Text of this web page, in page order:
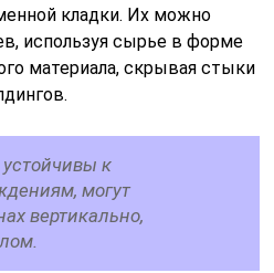
кладки. Их можно
используя сырье в форме
материала, скрывая стыки
к
могут
вертикально,